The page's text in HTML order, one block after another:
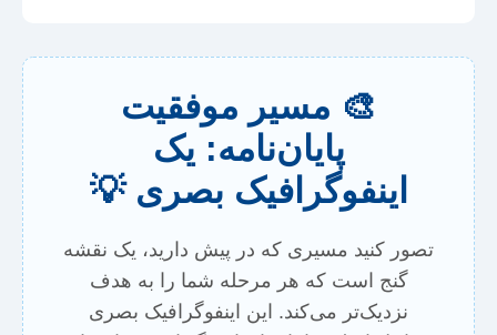
🎨 مسیر موفقیت
پایان‌نامه: یک
اینفوگرافیک بصری 💡
تصور کنید مسیری که در پیش دارید، یک نقشه
گنج است که هر مرحله شما را به هدف
نزدیک‌تر می‌کند. این اینفوگرافیک بصری